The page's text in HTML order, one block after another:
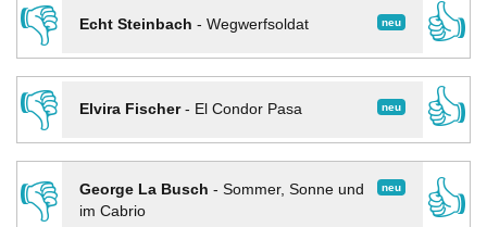
👎
neu
Echt Steinbach - Wegwerfsoldat
👍
👎
neu
Elvira Fischer- El Condor Pasa
👍
👎
neu
George La Busch - Sommer, Sonne und
im Cabrio
👍